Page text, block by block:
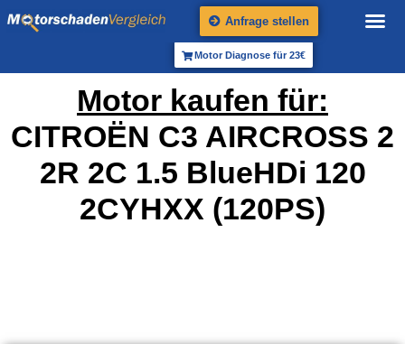
Anfrage stellen
Motor Diagnose für 23€
Motor kaufen für:
CITROËN C3 AIRCROSS 2
2R 2C 1.5 BlueHDi 120
2CYHXX (120PS)